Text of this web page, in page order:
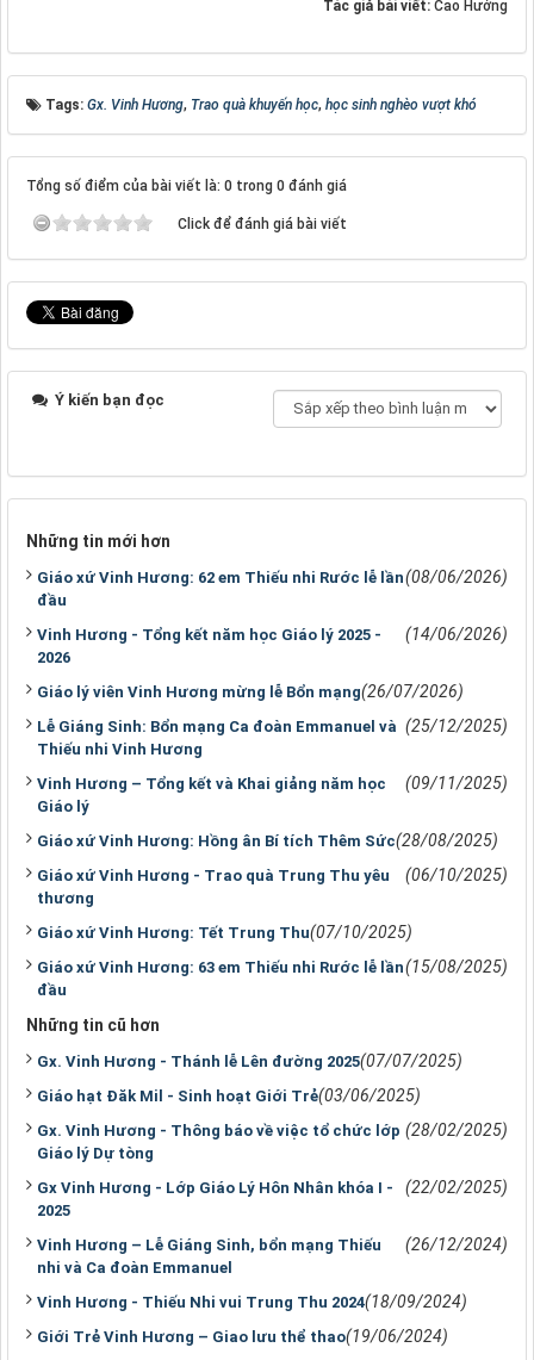
Tác giả bài viết: Cao Hướng
Tags: Gx. Vinh Hương, Trao quà khuyến học, học sinh nghèo vượt khó
Tổng số điểm của bài viết là: 0 trong 0 đánh giá
Click để đánh giá bài viết
Ý kiến bạn đọc
Những tin mới hơn
Giáo xứ Vinh Hương: 62 em Thiếu nhi Rước lễ lần
đầu
(08/06/2026)
Vinh Hương - Tổng kết năm học Giáo lý 2025 -
2026
(14/06/2026)
Giáo lý viên Vinh Hương mừng lễ Bổn mạng(26/07/2026)
Lễ Giáng Sinh: Bổn mạng Ca đoàn Emmanuel và
Thiếu nhi Vinh Hương
(25/12/2025)
Vinh Hương – Tổng kết và Khai giảng năm học
Giáo lý
(09/11/2025)
​​​​​​​Giáo xứ Vinh Hương: Hồng ân Bí tích Thêm Sức(28/08/2025)
Giáo xứ Vinh Hương - Trao quà Trung Thu yêu
thương
(06/10/2025)
Giáo xứ Vinh Hương: Tết Trung Thu(07/10/2025)
Giáo xứ Vinh Hương: 63 em Thiếu nhi Rước lễ lần
đầu
(15/08/2025)
Những tin cũ hơn
Gx. Vinh Hương - Thánh lễ Lên đường 2025(07/07/2025)
Giáo hạt Đăk Mil - Sinh hoạt Giới Trẻ(03/06/2025)
Gx. Vinh Hương - Thông báo về việc tổ chức lớp
Giáo lý Dự tòng
(28/02/2025)
Gx Vinh Hương - Lớp Giáo Lý Hôn Nhân khóa I -
2025
(22/02/2025)
Vinh Hương – Lễ Giáng Sinh, bổn mạng Thiếu
nhi và Ca đoàn Emmanuel
(26/12/2024)
Vinh Hương - Thiếu Nhi vui Trung Thu 2024(18/09/2024)
Giới Trẻ Vinh Hương – Giao lưu thể thao(19/06/2024)